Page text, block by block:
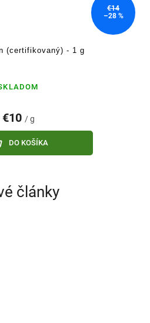
€14
–28 %
(certifikovaný) - 1 g
€10 / g
DO KOŠÍKA
články